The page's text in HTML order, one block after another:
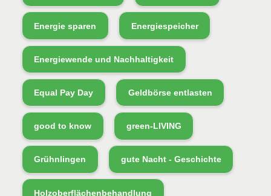
Energie sparen Energiespeicher
Energiewende und Nachhaltigkeit
Equal Pay Day Geldbörse entlasten
good to know green-LIVING
Grühnlingen gute Nacht - Geschichte
Holzoberflächenbehandlung